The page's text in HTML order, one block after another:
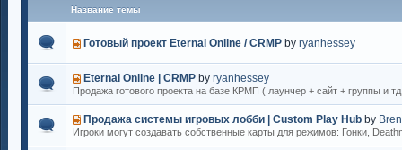
Название темы
Готовый проект Eternal Online / CRMP by ryanhessey
Eternal Online | CRMP by ryanhessey
Продажа готового проекта на базе КРМП ( лаунчер + сайт + группы и
Продажа системы игровых лобби | Custom Play Hub by Bren
Игроки могут создавать собственные карты для режимов: Гонки,